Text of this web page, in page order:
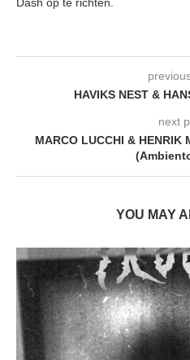
HAVIKS NEST &
next
MARCO LUCCHI & HENRIK
YOU MAY